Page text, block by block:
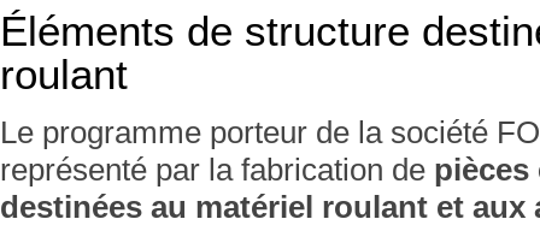
Éléments de structure
roulant
Le programme porteur de la société
représenté par la fabrication de pièces
destinées au matériel roulant et aux